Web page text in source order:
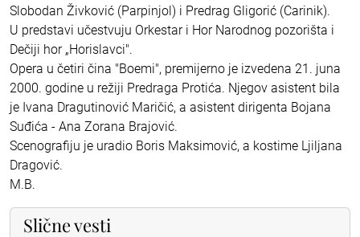
Slobodan Živković (Parpinjol) i Predrag Gligorić (Carinik).
U predstavi učestvuju Orkestar i Hor Narodnog pozorišta i
Dečiji hor „Horislavci".
Opera u četiri čina "Boemi", premijerno je izvedena 21. juna
2000. godine u režiji Predraga Protića. Njegov asistent bila
je Ivana Dragutinović Maričić, a asistent dirigenta Bojana
Suđića - Ana Zorana Brajović.
Scenografiju je uradio Boris Maksimović, a kostime Ljiljana
Dragović.
M.B.
Slične vesti